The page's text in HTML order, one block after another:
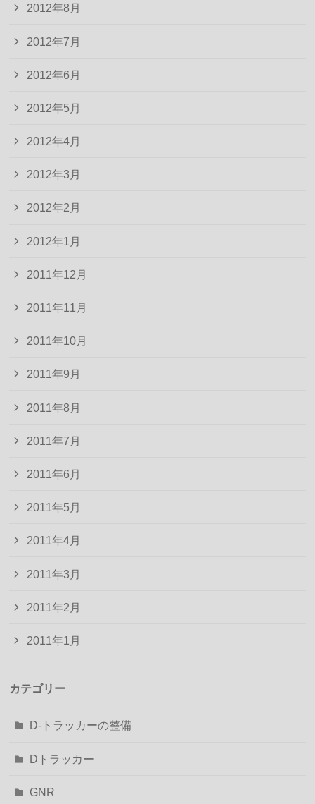
2012年8月
2012年7月
2012年6月
2012年5月
2012年4月
2012年3月
2012年2月
2012年1月
2011年12月
2011年11月
2011年10月
2011年9月
2011年8月
2011年7月
2011年6月
2011年5月
2011年4月
2011年3月
2011年2月
2011年1月
カテゴリー
D-トラッカーの整備
Dトラッカー
GNR